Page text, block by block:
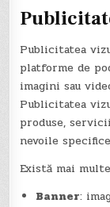
Publicitatea
platforme de
imagini sau
Publicitatea
produse,
nevoile
Există mai
Banner: